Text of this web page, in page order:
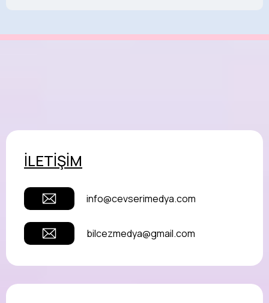
İLETİŞİM
info@cevserimedya.com
bilcezmedya@gmail.com